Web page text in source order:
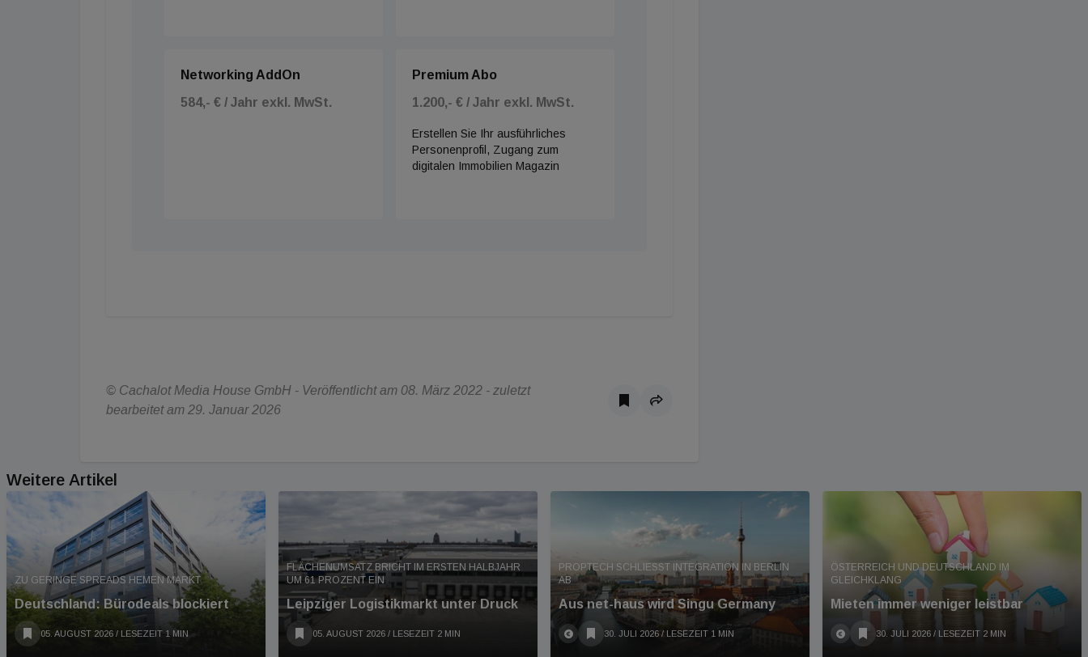
Networking AddOn
584,- € / Jahr exkl. MwSt.
Premium Abo
1.200,- € / Jahr exkl. MwSt.
Erstellen Sie Ihr ausführliches
Personenprofil, Zugang zum
digitalen Immobilien Magazin
© Cachalot Media House GmbH - Veröffentlicht am 08. März 2022 - zuletzt
bearbeitet am 29. Januar 2026
Weitere Artikel
ZU GERINGE SPREADS HEMEN MARKT
Deutschland: Bürodeals blockiert
05. AUGUST 2026 / LESEZEIT 1 MIN
FLÄCHENUMSATZ BRICHT IM ERSTEN HALBJAHR
UM 61 PROZENT EIN
Leipziger Logistikmarkt unter Druck
05. AUGUST 2026 / LESEZEIT 2 MIN
PROPTECH SCHLIESST INTEGRATION IN BERLIN A
B
Aus net-haus wird Singu Germany
30. JULI 2026 / LESEZEIT 1 MIN
ÖSTERREICH UND DEUTSCHLAND IM
GLEICHKLANG
Mieten immer weniger leistbar
30. JULI 2026 / LESEZEIT 2 MIN